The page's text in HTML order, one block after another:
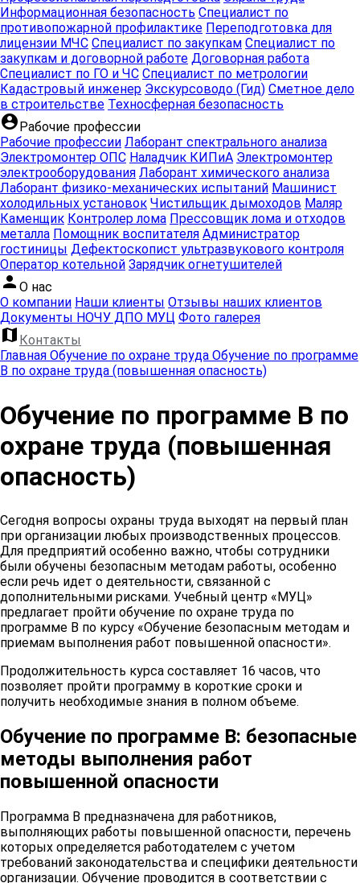
Информационная безопасность Специалист по
противопожарной профилактике Переподготовка для
лицензии МЧС Специалист по закупкам Специалист по
закупкам и договорной работе Договорная работа
Специалист по ГО и ЧС Специалист по метрологии
Кадастровый инженер Экскурсоводо (Гид) Сметное дело
в строительстве Техносферная безопасность
account_circleРабочие профессии
Рабочие профессии Лаборант спектрального анализа
Электромонтер ОПС Наладчик КИПиА Электромонтер
электрооборудования Лаборант химического анализа
Лаборант физико-механических испытаний Машинист
холодильных установок Чистильщик дымоходов Маляр
Каменщик Контролер лома Прессовщик лома и отходов
металла Помощник воспитателя Администратор
гостиницы Дефектоскопист ультразвукового контроля
Оператор котельной Зарядчик огнетушителей
person О нас
О компании Наши клиенты Отзывы наших клиентов
Документы НОЧУ ДПО МУЦ Фото галерея
map Контакты
Главная Обучение по охране труда Обучение по программе
В по охране труда (повышенная опасность)
Обучение по программе В по
охране труда (повышенная
опасность)
Сегодня вопросы охраны труда выходят на первый план
при организации любых производственных процессов.
Для предприятий особенно важно, чтобы сотрудники
были обучены безопасным методам работы, особенно
если речь идет о деятельности, связанной с
дополнительными рисками. Учебный центр «МУЦ»
предлагает пройти обучение по охране труда по
программе В по курсу «Обучение безопасным методам и
приемам выполнения работ повышенной опасности».
Продолжительность курса составляет 16 часов, что
позволяет пройти программу в короткие сроки и
получить необходимые знания в полном объеме.
Обучение по программе В: безопасные
методы выполнения работ
повышенной опасности
Программа В предназначена для работников,
выполняющих работы повышенной опасности, перечень
которых определяется работодателем с учетом
требований законодательства и специфики деятельности
организации. Обучение проводится в соответствии с